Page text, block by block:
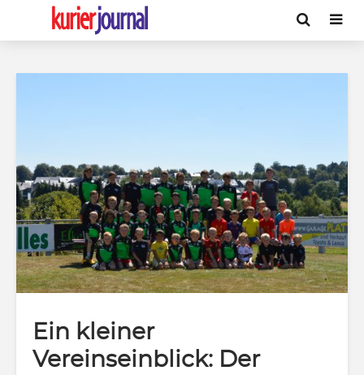
Ein kleiner
Vereinseinblick: Der